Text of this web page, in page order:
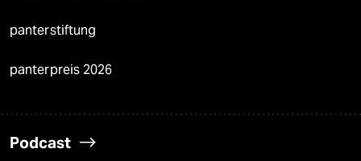
panterstiftung
panterpreis 2026
Podcast